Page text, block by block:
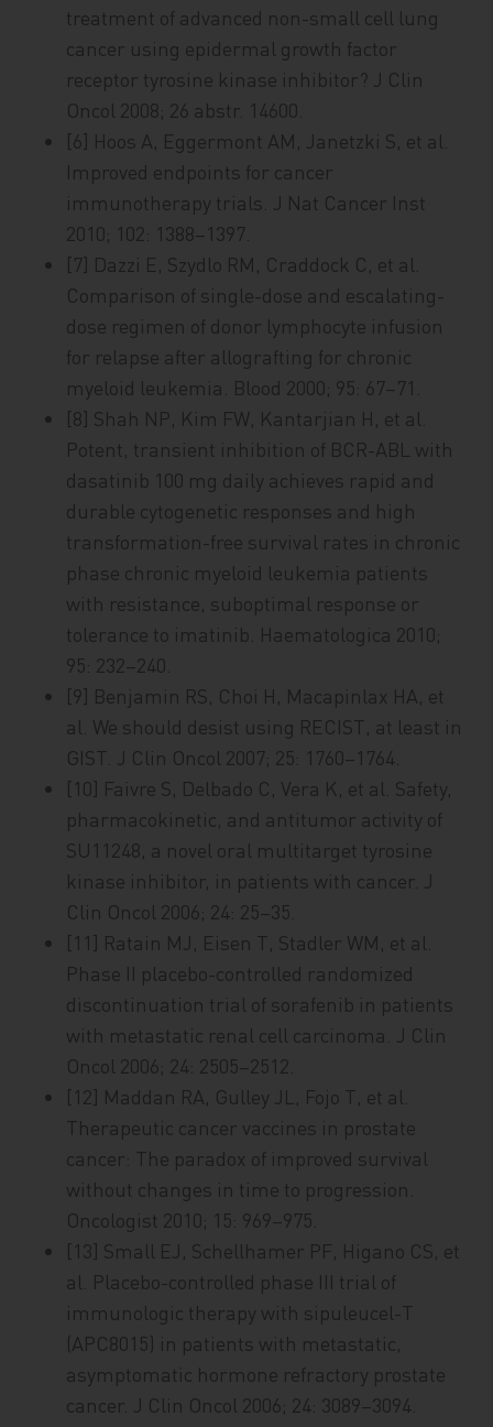
treatment of advanced non-small cell lung
cancer using epidermal growth factor
receptor tyrosine kinase inhibitor? J Clin
Oncol 2008; 26 abstr. 14600.
[6] Hoos A, Eggermont AM, Janetzki S, et al.
Improved endpoints for cancer
immunotherapy trials. J Nat Cancer Inst
2010; 102: 1388–1397.
[7] Dazzi E, Szydlo RM, Craddock C, et al.
Comparison of single-dose and escalating-
dose regimen of donor lymphocyte infusion
for relapse after allografting for chronic
myeloid leukemia. Blood 2000; 95: 67–71.
[8] Shah NP, Kim FW, Kantarjian H, et al.
Potent, transient inhibition of BCR-ABL with
dasatinib 100 mg daily achieves rapid and
durable cytogenetic responses and high
transformation-free survival rates in chronic
phase chronic myeloid leukemia patients
with resistance, suboptimal response or
tolerance to imatinib. Haematologica 2010;
95: 232–240.
[9] Benjamin RS, Choi H, Macapinlax HA, et
al. We should desist using RECIST, at least in
GIST. J Clin Oncol 2007; 25: 1760–1764.
[10] Faivre S, Delbado C, Vera K, et al. Safety,
pharmacokinetic, and antitumor activity of
SU11248, a novel oral multitarget tyrosine
kinase inhibitor, in patients with cancer. J
Clin Oncol 2006; 24: 25–35.
[11] Ratain MJ, Eisen T, Stadler WM, et al.
Phase II placebo-controlled randomized
discontinuation trial of sorafenib in patients
with metastatic renal cell carcinoma. J Clin
Oncol 2006; 24: 2505–2512.
[12] Maddan RA, Gulley JL, Fojo T, et al.
Therapeutic cancer vaccines in prostate
cancer: The paradox of improved survival
without changes in time to progression.
Oncologist 2010; 15: 969–975.
[13] Small EJ, Schellhamer PF, Higano CS, et
al. Placebo-controlled phase III trial of
immunologic therapy with sipuleucel-T
(APC8015) in patients with metastatic,
asymptomatic hormone refractory prostate
cancer. J Clin Oncol 2006; 24: 3089–3094.